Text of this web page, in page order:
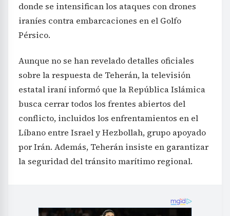
donde se intensifican los ataques con drones
iraníes contra embarcaciones en el Golfo
Pérsico.
Aunque no se han revelado detalles oficiales
sobre la respuesta de Teherán, la televisión
estatal iraní informó que la República Islámica
busca cerrar todos los frentes abiertos del
conflicto, incluidos los enfrentamientos en el
Líbano entre Israel y Hezbollah, grupo apoyado
por Irán. Además, Teherán insiste en garantizar
la seguridad del tránsito marítimo regional.